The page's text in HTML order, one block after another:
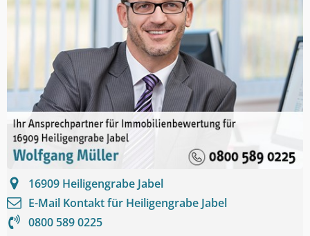
16909 Heiligengrabe Jabel
E-Mail Kontakt für Heiligengrabe Jabel
0800 589 0225